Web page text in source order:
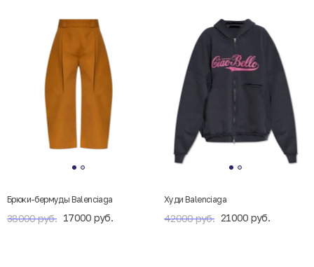
Брюки-бермуды Balenciaga
38000 руб. 17000 руб.
Худи Balenciaga
42000 руб. 21000 руб.